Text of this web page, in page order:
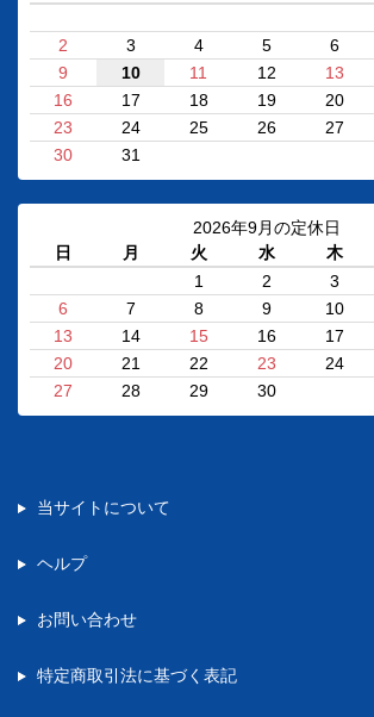
2
3 4 5 6
9
10 11 12 13
16
17 18 19 20
23
24 25 26 27
30
31
2026年9月の定休日
日
月 火 水 木
1
2 3
6
7 8 9 10
13
14 15 16 17
20
21 22 23 24
27
28 29 30
当サイトについて
ヘルプ
お問い合わせ
特定商取引法に基づく表記